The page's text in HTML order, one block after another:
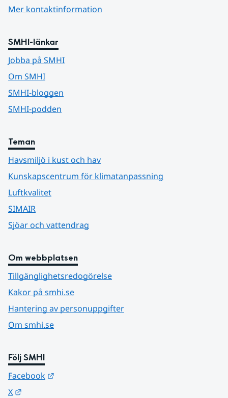
Mer kontaktinformation
SMHI-länkar
Jobba på SMHI
Om SMHI
SMHI-bloggen
SMHI-podden
Teman
Havsmiljö i kust och hav
Kunskapscentrum för klimatanpassning
Luftkvalitet
SIMAIR
Sjöar och vattendrag
Om webbplatsen
Tillgänglighetsredogörelse
Kakor på smhi.se
Hantering av personuppgifter
Om smhi.se
Följ SMHI
Facebook
X